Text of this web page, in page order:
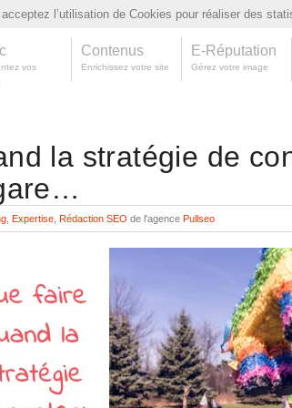
vos
Contenus
Enrichissez votre site
E-Réputation
Gérez votre image
la stratégie de
Expertise Rédaction SEO de l'agence Pullseo
l’utilisation de Cookies pour réaliser des